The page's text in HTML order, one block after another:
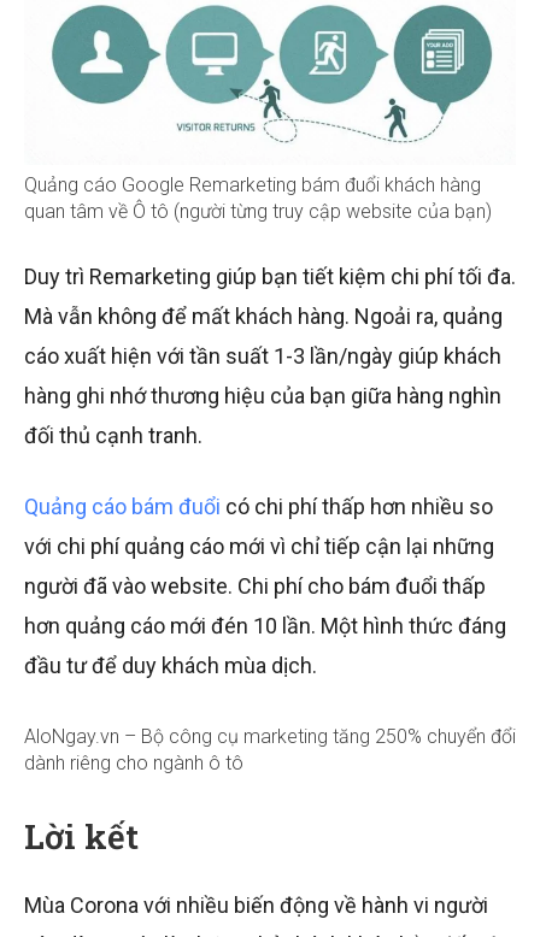
Quảng cáo Google Remarketing bám đuổi khách hàng
quan tâm về Ô tô (người từng truy cập website của bạn)
Duy trì Remarketing giúp bạn tiết kiệm chi phí tối đa.
Mà vẫn không để mất khách hàng. Ngoải ra, quảng
cáo xuất hiện với tần suất 1-3 lần/ngày giúp khách
hàng ghi nhớ thương hiệu của bạn giữa hàng nghìn
đối thủ cạnh tranh.
Quảng cáo bám đuổi có chi phí thấp hơn nhiều so
với chi phí quảng cáo mới vì chỉ tiếp cận lại những
người đã vào website. Chi phí cho bám đuổi thấp
hơn quảng cáo mới đén 10 lần. Một hình thức đáng
đầu tư để duy khách mùa dịch.
AloNgay.vn – Bộ công cụ marketing tăng 250% chuyển đổi
dành riêng cho ngành ô tô
Lời kết
Mùa Corona với nhiều biến động về hành vi người